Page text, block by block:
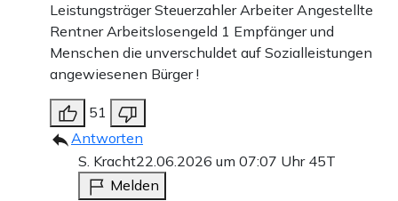
Leistungsträger Steuerzahler Arbeiter Angestellte
Rentner Arbeitslosengeld 1 Empfänger und
Menschen die unverschuldet auf Sozialleistungen
angewiesenen Bürger !
51
Antworten
S. Kracht22.06.2026 um 07:07 Uhr 45T
Melden